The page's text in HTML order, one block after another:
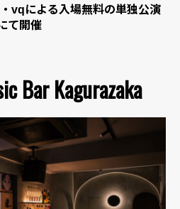
vqによる入場無料の単独公演
て開催
Bar Kagurazaka